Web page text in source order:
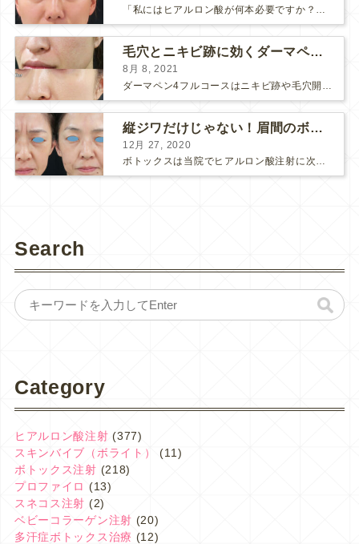
「私にはヒアルロン酸が何本必要ですか？」 診察の時によく聞かれますが、なかなか難しい質問です。 どこまでこだわってキレイにしたいかによって 使うヒアルロン酸の量が変わるからです。 前回もご紹介させ...
毛穴とニキビ跡に効くダーマペン４フルコース
8月 8, 2021
ダーマペン4フルコースはニキビ跡や毛穴開きで悩まれている方に自信を持ってお勧めできる美肌治療です。 ↑ ダーマペン4フルコースを4回行いました。 ニキビ跡と毛穴開きが改善して肌のキメが整いまし...
縦ジワだけじゃない！眉間のボトックス注射
12月 27, 2020
ボトックスは当院でヒアルロン酸注射に次いで人気のある治療です。 私自身、美容治療が制限されていた妊娠・授乳中に一番やりたかったのはボトックスで、 「ボトックスが世の中から無くなったら困る！」と...
Search
Category
ヒアルロン酸注射 (377)
スキンバイブ（ボライト）
(11)
ボトックス注射 (218)
プロファイロ (13)
スネコス注射 (2)
ベビーコラーゲン注射 (20)
多汗症ボトックス治療 (12)